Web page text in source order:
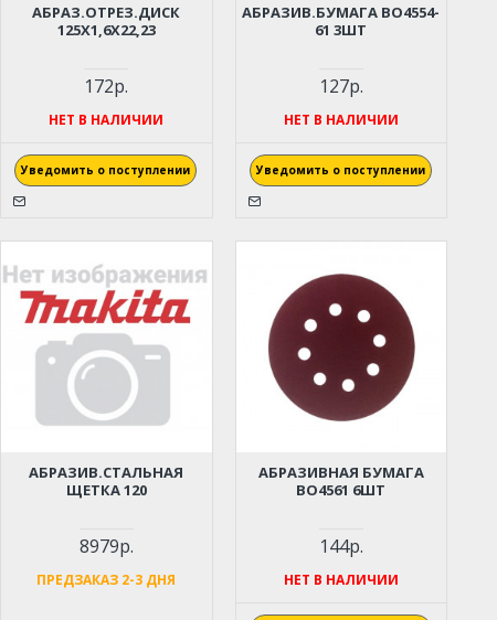
АБРАЗ.ОТРЕЗ.ДИСК
125Х1,6Х22,23
172р.
НЕТ В НАЛИЧИИ
Уведомить о поступлении
АБРАЗИВ.БУМАГА BO4554-
61 3ШТ
127р.
НЕТ В НАЛИЧИИ
Уведомить о поступлении
АБРАЗИВ.СТАЛЬНАЯ
ЩЕТКА 120
8979р.
ПРЕДЗАКАЗ 2-3 ДНЯ
АБРАЗИВНАЯ БУМАГА
BO4561 6ШТ
144р.
НЕТ В НАЛИЧИИ